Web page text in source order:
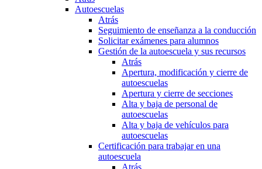
Autoescuelas
Atrás
Seguimiento de enseñanza a la conducción
Solicitar exámenes para alumnos
Gestión de la autoescuela y sus recursos
Atrás
Apertura, modificación y cierre de
autoescuelas
Apertura y cierre de secciones
Alta y baja de personal de
autoescuelas
Alta y baja de vehículos para
autoescuelas
Certificación para trabajar en una
autoescuela